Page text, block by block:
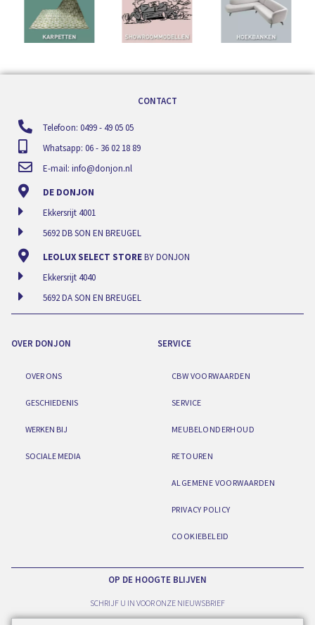
CONTACT
Telefoon: 0499 - 49 05 05
Whatsapp: 06 - 36 02 18 89
E-mail: info@donjon.nl
DE DONJON
Ekkersrijt 4001
5692 DB SON EN BREUGEL
LEOLUX SELECT STOREBY DONJON
Ekkersrijt 4040
5692 DA SON EN BREUGEL
OVER DONJON
OVER ONS
GESCHIEDENIS
WERKEN BIJ
SOCIALE MEDIA
SERVICE
CBW VOORWAARDEN
SERVICE
MEUBELONDERHOUD
RETOUREN
ALGEMENE VOORWAARDEN
PRIVACY POLICY
COOKIEBELEID
OP DE HOOGTE BLIJVEN
SCHRIJF U IN VOOR ONZE NIEUWSBRIEF